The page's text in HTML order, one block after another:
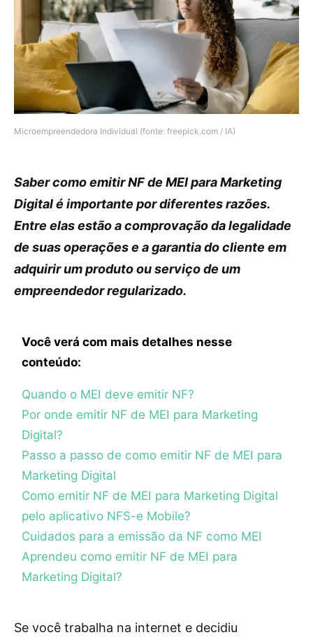
Microempreendedora Individual (fonte: freepick.com / IA)
Saber como emitir NF de MEI para Marketing
Digital é importante por diferentes razões.
Entre elas estão a comprovação da legalidade
de suas operações e a garantia do cliente em
adquirir um produto ou serviço de um
empreendedor regularizado.
Você verá com mais detalhes nesse
conteúdo:
Quando o MEI deve emitir NF?
Por onde emitir NF de MEI para Marketing
Digital?
Passo a passo de como emitir NF de MEI para
Marketing Digital
Como emitir NF de MEI para Marketing Digital
pelo aplicativo NFS-e Mobile?
Cuidados para a emissão da NF como MEI
Aprendeu como emitir NF de MEI para
Marketing Digital?
Se você trabalha na internet e decidiu